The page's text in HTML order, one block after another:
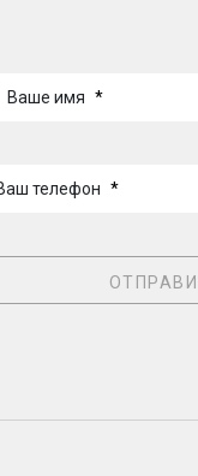
Ваше имя *
телефон *